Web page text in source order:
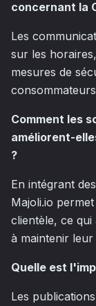
concernant la
Les
sur les
mesures de
Comment les
améliorent-
?
En intégrant
Majoli.io
clientèle, ce
à maintenir leur
Quelle est
Les